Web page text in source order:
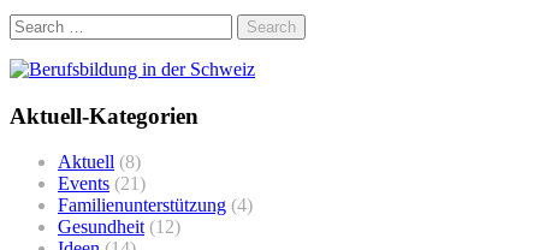
Search
for:
Aktuell-Kategorien
Aktuell (8)
Events (21)
Familienunterstützung (4)
Gesundheit (12)